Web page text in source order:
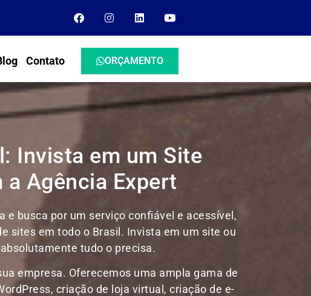
Contato ORÇAMENTO
Invista em um Site
Agência Expert
e busca por um serviço confiável e acessível,
sites em todo o Brasil. Invista em um site ou
tudo o precisa.
empresa. Oferecemos uma ampla gama de
criação de loja virtual, criação de e-